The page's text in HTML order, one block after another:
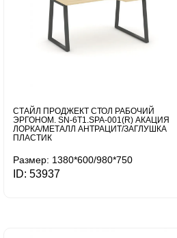
СТАЙЛ ПРОДЖЕКТ СТОЛ РАБОЧИЙ
ЭРГОНОМ. SN-6T1.SPA-001(R) АКАЦИЯ
ЛОРКА/МЕТАЛЛ АНТРАЦИТ/ЗАГЛУШКА
ПЛАСТИК
Размер: 1380*600/980*750
ID: 53937